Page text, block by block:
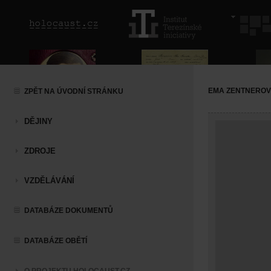
ZPĚT NA ÚVODNÍ STRÁNKU
DĚJINY
ZDROJE
VZDĚLÁVÁNÍ
DATABÁZE DOKUMENTŮ
DATABÁZE OBĚTÍ
EMA